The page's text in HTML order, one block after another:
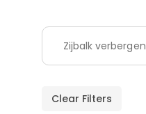
Zijbalk verbergen
Clear Filters